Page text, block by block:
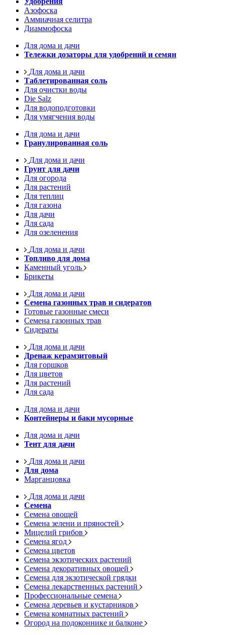
Азофоска
Аммиачная селитра
Диаммофоска
Для дома и дачи
Тележки дозаторы для удобрений и семян
Для дома и дачи
Таблетированная соль
Для очистки воды
Die Salz
Для водоподготовки
Для умягчения воды
Для дома и дачи
Гранулированная соль
Для дома и дачи
Грунт для дачи
Для огорода
Для растений
Для теплиц
Для газона
Для дачи
Для сада
Для озеленения
Для дома и дачи
Топливо для дома
Каменный уголь
Брикеты
Для дома и дачи
Семена газонных трав и сидератов
Готовые газонные смеси
Семена газонных трав
Сидераты
Для дома и дачи
Дренаж керамзитовый
Для горшков
Для цветов
Для растений
Для сада
Для дома и дачи
Контейнеры и баки мусорные
Для дома и дачи
Тент для дачи
Для дома и дачи
Для дома
Марганцовка
Для дома и дачи
Семена
Семена овощей
Семена зелени и пряностей
Мицелий грибов
Семена ягод
Семена цветов
Семена экзотических растений
Семена декоративных овощей
Семена для экзотической грядки
Семена лекарственных растений
Профессиональные семена
Семена деревьев и кустарников
Семена комнатных растений
Огород на подоконнике и балконе